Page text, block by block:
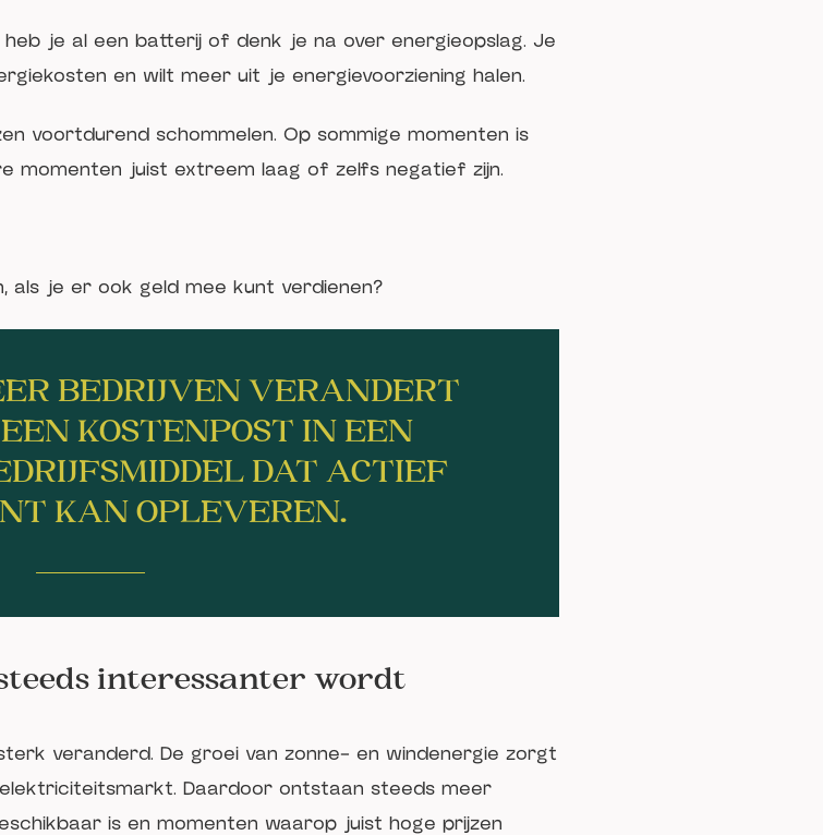
heb je al een batterij of denk je na over energieopslag. Je
en wilt meer uit je energievoorziening halen.
voortdurend schommelen. Op sommige momenten is
momenten juist extreem laag of zelfs negatief zijn.
als je er ook geld mee kunt verdienen?
BEDRIJVEN VERANDERT
KOSTENPOST IN EEN
DAT ACTIEF
KAN OPLEVEREN.
interessanter wordt
veranderd. De groei van zonne- en windenergie zorgt
Daardoor ontstaan steeds meer
is en momenten waarop juist hoge prijzen